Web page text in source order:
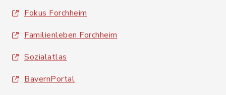
Fokus Forchheim
Familienleben Forchheim
Sozialatlas
BayernPortal